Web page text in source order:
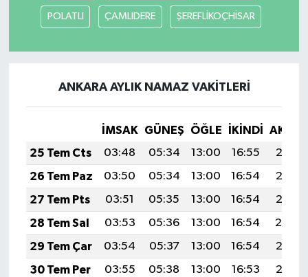
POLATLI ÇAMLIDERE ŞEREFLİKOÇHİSAR
ANKARA AYLIK NAMAZ VAKITLERI
İMSAK GÜNEŞ ÖĞLE İKINDI
25 Tem Cts
03:48 05:34 13:00 16:55
20:17
26 Tem Paz
03:50 05:34 13:00 16:54
20:16
27 Tem Pts
03:51 05:35 13:00 16:54
20:15
28 Tem Sal
03:53 05:36 13:00 16:54
20:14
29 Tem Çar
03:54 05:37 13:00 16:54
20:13
30 Tem Per
03:55 05:38 13:00 16:53
20:12